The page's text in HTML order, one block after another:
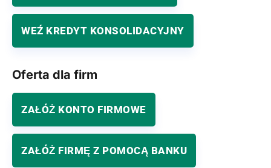
WEŹ KREDYT KONSOLIDACYJNY
Oferta dla firm
ZAŁÓŻ KONTO FIRMOWE
ZAŁÓŻ FIRMĘ Z POMOCĄ BANKU